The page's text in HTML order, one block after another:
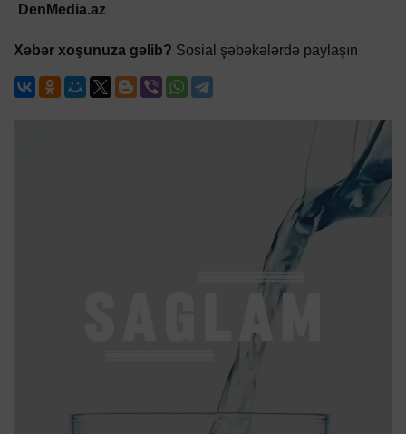
DenMedia.az
Xəbər xoşunuza gəlib? Sosial şəbəkələrdə paylaşın